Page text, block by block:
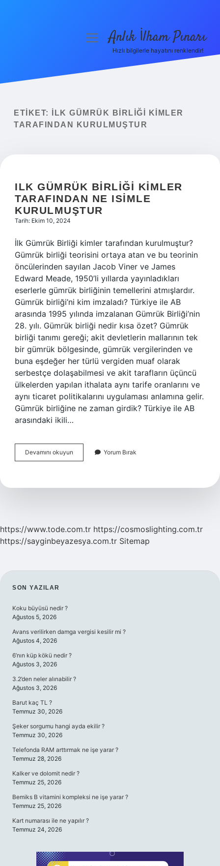
Yasal Uyarı
menüyüAnlık İlham Pınarı
Hızlı bilgilerle hayatını renklendir!
ETIKET:
İLK GÜMRÜK BIRLIĞI KIMLER
TARAFINDAN KURULMUŞTUR
ILK GÜMRÜK BIRLIĞI KIMLER
TARAFINDAN NE ISIMLE
KURULMUŞTUR
Tarih: Ekim 10, 2024
İlk Gümrük Birliği kimler tarafından kurulmuştur?
Gümrük birliği teorisini ortaya atan ve bu teorinin
öncülerinden sayılan Jacob Viner ve James
Edward Meade, 1950’li yıllarda yayınladıkları
eserlerle gümrük birliğinin temellerini atmışlardır.
Gümrük birliği’ni kim imzaladı? Türkiye ile AB
arasında 1995 yılında imzalanan Gümrük Birliği’nin
28. yılı. Gümrük birliği nedir kısa özet? Gümrük
birliği tanımı gereği; akit devletlerin mallarının tek
bir gümrük bölgesinde, gümrük vergilerinden ve
buna eşdeğer her türlü vergiden muaf olarak
serbestçe dolaşabilmesi ve akit tarafların üçüncü
ülkelerden yapılan ithalata aynı tarife oranlarını ve
aynı ticaret politikalarını uygulaması anlamına gelir.
Gümrük birliğine ne zaman girdik? Türkiye ile AB
arasındaki ikili…
Devamını okuyun
Gümrük
Tarafından
Yorum Bırak
https://www.tode.com.tr https://cosmoslighting.com.tr
https://sayginbeyazesya.com.tr Sitemap
SIDEBAR
SON YAZILAR
Koku büyüsü nedir ?
Ağustos 5, 2026
Avans verilirken damga vergisi kesilir mi ?
Ağustos 4, 2026
6’nın küp kökü nedir ?
Ağustos 3, 2026
3.2’den neler alınabilir ?
Ağustos 3, 2026
Barut kaç TL ?
Temmuz 30, 2026
Şeker sorgumu hangi ayda ekilir ?
Temmuz 30, 2026
Telefonda RAM arttırmak ne işe yarar ?
Temmuz 28, 2026
Kalker ve dolomit nedir ?
Temmuz 25, 2026
Bemiks B vitamini kompleksi ne işe yarar ?
Temmuz 25, 2026
Kart numarası ile ne yapılır ?
Temmuz 24, 2026